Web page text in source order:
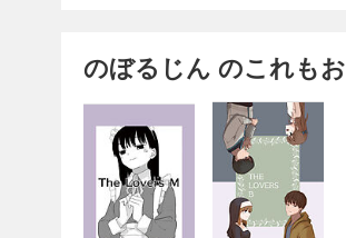
のぼるじん のこれも